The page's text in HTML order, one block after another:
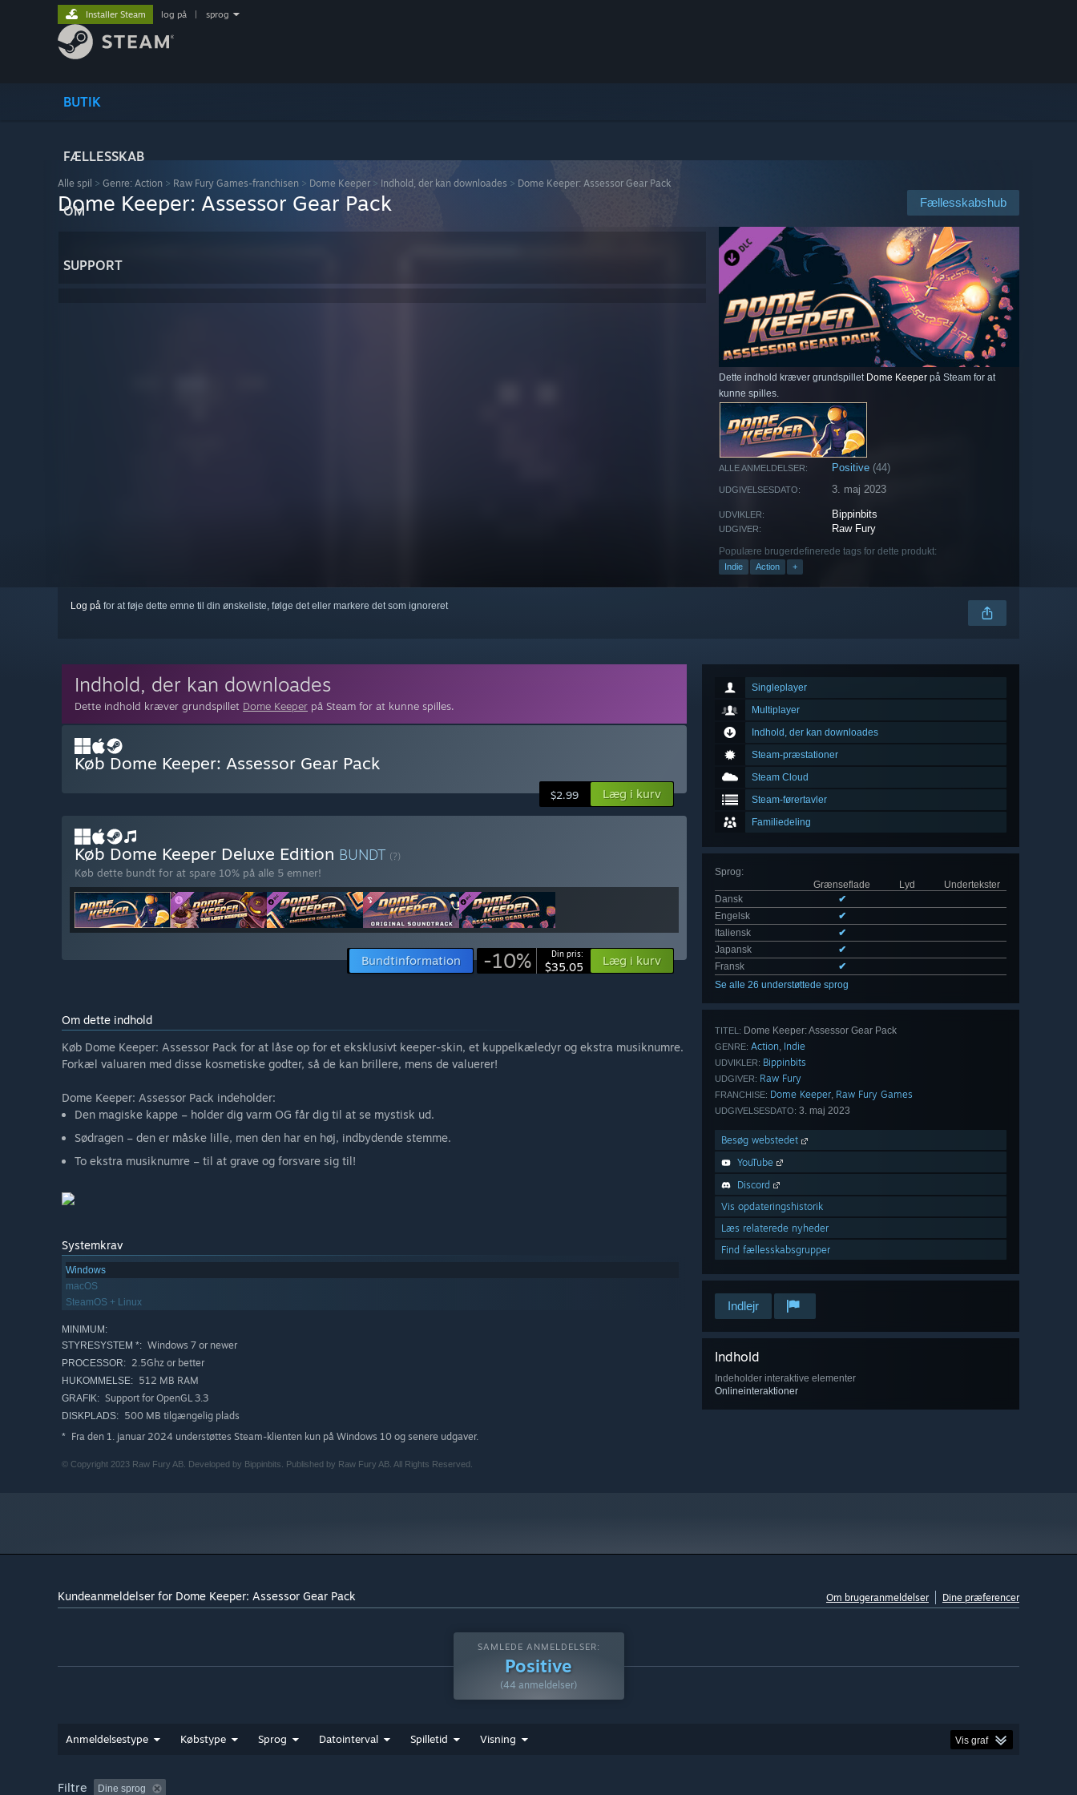
BUTIK
FÆLLESSKAB
OM
SUPPORT
Installer Steam log på sprog
Alle spil > Genre: Action > Raw Fury Games-franchisen > Dome Keeper > Indhold, der kan downloades > Dome Keeper: Assessor Gear Pack
Fællesskabshub
Dome Keeper: Assessor Gear Pack
Dette indhold kræver grundspillet Dome Keeper på Steam for at
kunne spilles.
ALLE ANMELDELSER: Positive (44)
UDGIVELSESDATO: 3. maj 2023
UDVIKLER: Bippinbits
UDGIVER: Raw Fury
Populære brugerdefinerede tags for dette produkt:
Indie Action +
Log på for at føje dette emne til din ønskeliste, følge det eller markere det som ignoreret
Singleplayer
Multiplayer
Indhold, der kan downloades
Steam-præstationer
Steam Cloud
Steam-førertavler
Familiedeling
Sprog:
Grænseflade
Lyd
Undertekster
Dansk
✔
Engelsk
✔
Italiensk
✔
Japansk
✔
Fransk
✔
Se alle 26 understøttede sprog
TITEL: Dome Keeper: Assessor Gear Pack
GENRE: Action, Indie
UDVIKLER: Bippinbits
UDGIVER: Raw Fury
FRANCHISE: Dome Keeper, Raw Fury Games
UDGIVELSESDATO: 3. maj 2023
Besøg webstedet
YouTube
Discord
Vis opdateringshistorik
Læs relaterede nyheder
Find fællesskabsgrupper
Indlejr
Indhold
Indeholder interaktive elementer
Onlineinteraktioner
Indhold, der kan downloades
Dette indhold kræver grundspillet Dome Keeper på Steam for at kunne spilles.
Køb Dome Keeper: Assessor Gear Pack
$2.99 Læg i kurv
Køb Dome Keeper Deluxe Edition BUNDT (?)
Køb dette bundt for at spare 10% på alle 5 emner!
Bundtinformation -10% Din pris:
$35.05 Læg i kurv
Om dette indhold
Køb Dome Keeper: Assessor Pack for at låse op for et eksklusivt keeper-skin, et kuppelkæledyr og ekstra musiknumre.
Forkæl valuaren med disse kosmetiske godter, så de kan brillere, mens de valuerer!
Dome Keeper: Assessor Pack indeholder:
Den magiske kappe – holder dig varm OG får dig til at se mystisk ud.
Sødragen – den er måske lille, men den har en høj, indbydende stemme.
To ekstra musiknumre – til at grave og forsvare sig til!
Systemkrav
Windows
macOS
SteamOS + Linux
MINIMUM:
STYRESYSTEM *: Windows 7 or newer
PROCESSOR: 2.5Ghz or better
HUKOMMELSE: 512 MB RAM
GRAFIK: Support for OpenGL 3.3
DISKPLADS: 500 MB tilgængelig plads
* Fra den 1. januar 2024 understøttes Steam-klienten kun på Windows 10 og senere udgaver.
© Copyright 2023 Raw Fury AB. Developed by Bippinbits. Published by Raw Fury AB. All Rights Reserved.
Kundeanmeldelser for Dome Keeper: Assessor Gear Pack Om brugeranmeldelser Dine præferencer
SAMLEDE ANMELDELSER:
Positive
(44 anmeldelser)
Anmeldelsestype Købstype Sprog Datointerval Spilletid Visning Vis graf
Filtre Dine sprog